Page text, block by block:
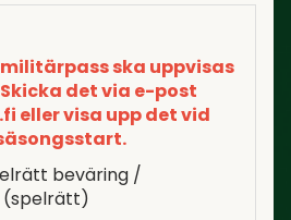
ska uppvisas
det via e-post
eller visa upp det vid
beväring /
(spelrätt)